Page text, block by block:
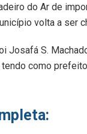
do Ar de
volta a ser
Josafá S.
como